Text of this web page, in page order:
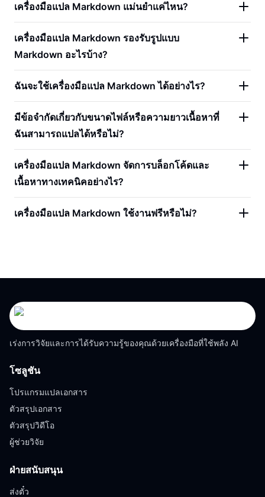
เครื่องมือแปล Markdown แม่นยำแค่ไหน?
เครื่องมือแปล Markdown รองรับรูปแบบ
Markdown อะไรบ้าง?
ฉันจะใช้เครื่องมือแปล Markdown ได้อย่างไร?
มีข้อจำกัดเกี่ยวกับขนาดไฟล์หรือความยาวเนื้อหาที่
ฉันสามารถแปลได้หรือไม่?
เครื่องมือแปล Markdown จัดการบล็อกโค้ดและ
เนื้อหาทางเทคนิคอย่างไร?
เครื่องมือแปล Markdown ใช้งานฟรีหรือไม่?
เร่งการวิจัยและการได้รับความรู้ของคุณด้วยเครื่องมือที่ใช้พลัง AI
โซลูชัน
โปรแกรมแปลเอกสาร
ตัวสรุปเอกสาร
ตัวสรุปวิดีโอ
ผู้ช่วยวิจัย
ฝ่ายสนับสนุน
ส่งตั๋ว